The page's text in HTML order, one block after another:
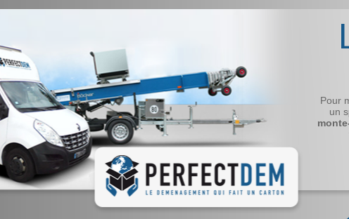
Pour
un